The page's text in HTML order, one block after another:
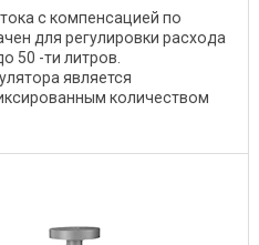
с компенсацией по
для регулировки расхода
50 -ти литров.
является
количеством